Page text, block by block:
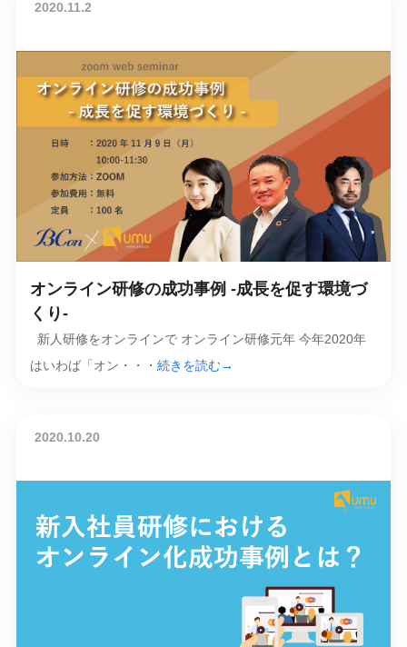
2020.11.2
オンライン研修の成功事例 -成長を促す環境づ
くり-
新人研修をオンラインで オンライン研修元年 今年2020年
はいわば「オン・・・ 続きを読む→
2020.10.20